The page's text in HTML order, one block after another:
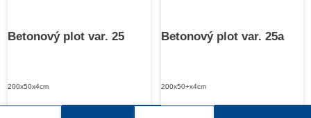
Betonový plot var. 25
200x50x4cm
Betonový plot var. 25a
200x50+x4cm